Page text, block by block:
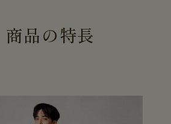
商品の特長